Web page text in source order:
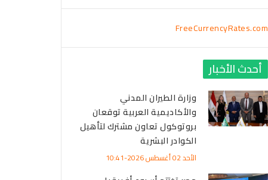
FreeCurrencyRates.com
أحدث الأخبار
وزارة الطيران المدني
والأكاديمية العربية توقعان
بروتوكول تعاون مشترك لتأهيل
الكوادر البشرية
الأحد 02 أغسطس 2026-10:41